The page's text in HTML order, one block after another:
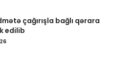
çağırışla bağlı qərara
edilib